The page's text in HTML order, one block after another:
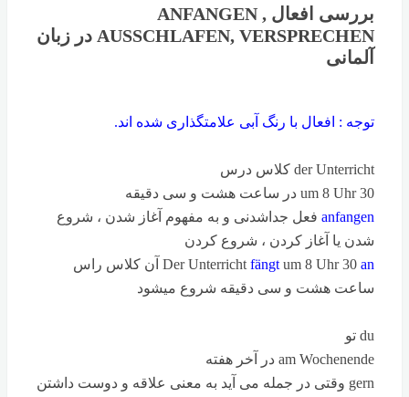
بررسی افعال ANFANGEN ,
AUSSCHLAFEN, VERSPRECHEN در زبان
آلمانی
توجه : افعال با رنگ آبی علامتگذاری شده اند.
der Unterricht کلاس درس
um 8 Uhr 30 در ساعت هشت و سی دقیقه
anfangen فعل جداشدنی و به مفهوم آغاز شدن ، شروع
شدن یا آغاز کردن ، شروع کردن
Der Unterricht fängt um 8 Uhr 30 an
آن کلاس راس
ساعت هشت و سی دقیقه شروع میشود
du تو
am Wochenende در آخر هفته
gern وقتی در جمله می آید به معنی علاقه و دوست داشتن